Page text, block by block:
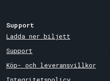
Support
Ladda ner biljett
Support
Köp- och leveransvillkor